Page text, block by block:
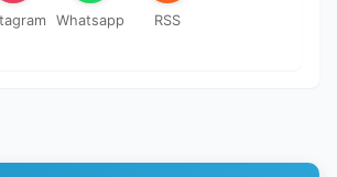
Whatsapp RSS